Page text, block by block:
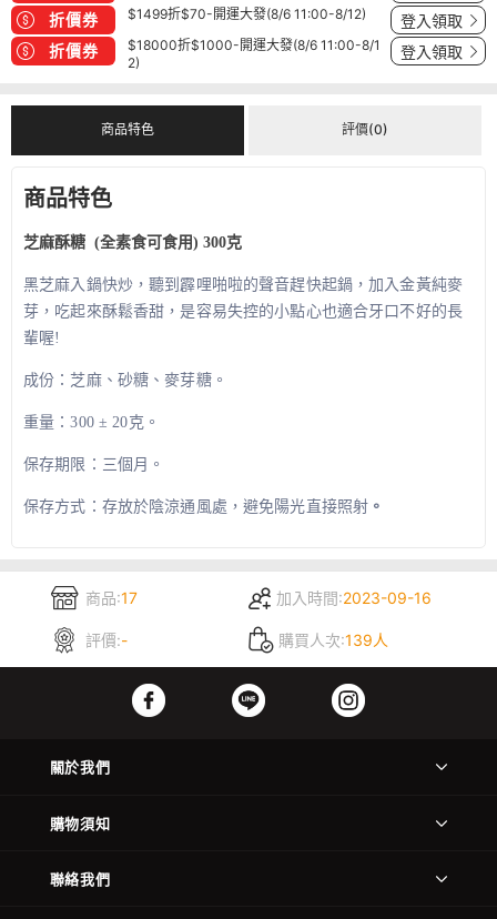
折價券 $1499折$70-開運大發(8/6 11:00-8/12) 登入領取
折價券
$18000折$1000-開運大發(8/6 11:00-8/1
2)
登入領取
商品特色 評價(0)
商品特色
芝麻酥糖 (全素食可食用) 300克
黑芝麻入鍋快炒，聽到霹哩啪啦的聲音趕快起鍋，加入金黃純麥
芽，吃起來酥鬆香甜，是容易失控的小點心也適合牙口不好的長
輩喔!
成份：芝麻、砂糖、麥芽糖。
重量：300 ± 20克。
保存期限：三個月。
保存方式：存放於陰涼通 風處，避免陽光直接照射 。
商品:17 加入時間:2023-09-16
評價:- 購買人次:139人
關於我們
購物須知
聯絡我們